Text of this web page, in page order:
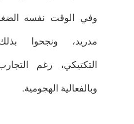
وفي الوقت نفسه
مدريد، ونجحوا
التكتيكي، رغم
وبالفعالية الهجومية.